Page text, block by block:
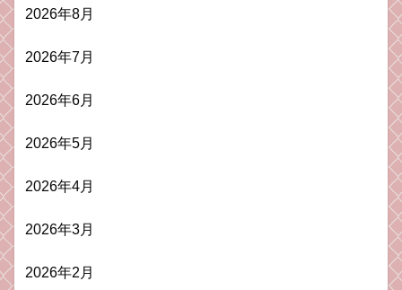
2026年8月
2026年7月
2026年6月
2026年5月
2026年4月
2026年3月
2026年2月